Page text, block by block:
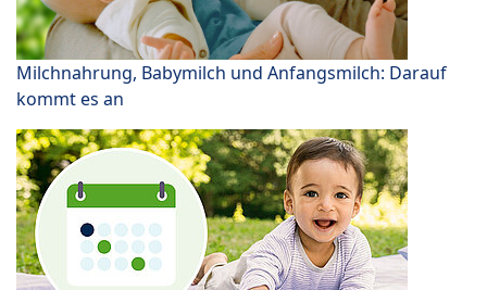
Milchnahrung, Babymilch und Anfangsmilch: Darauf
kommt es an